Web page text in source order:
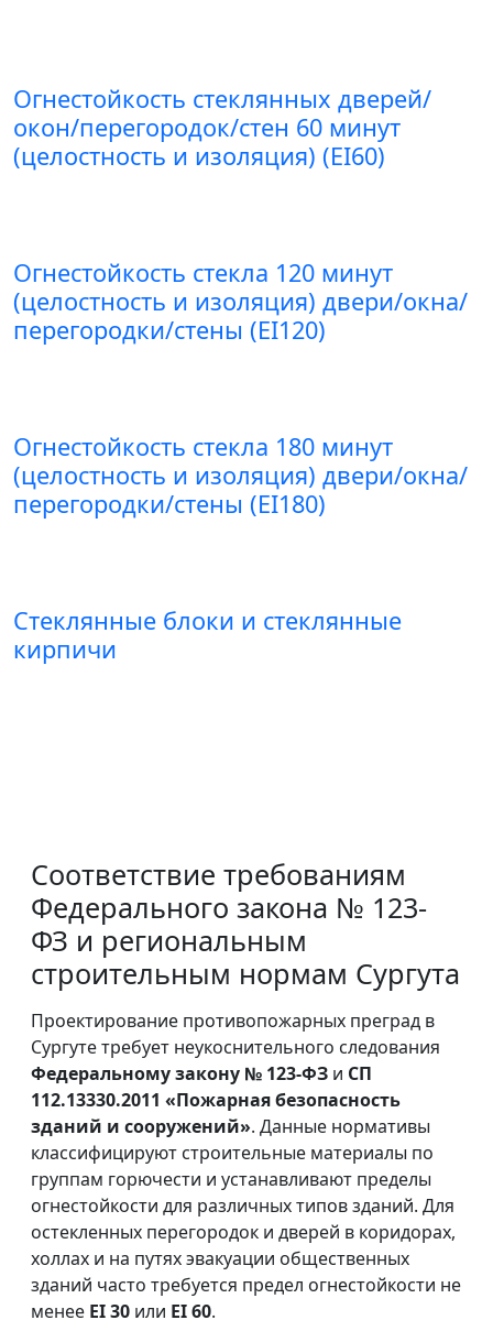
Огнестойкость стеклянных дверей/
окон/перегородок/стен 60 минут
(целостность и изоляция) (EI60)
Огнестойкость стекла 120 минут
(целостность и изоляция) двери/окна/
перегородки/стены (EI120)
Огнестойкость стекла 180 минут
(целостность и изоляция) двери/окна/
перегородки/стены (EI180)
Стеклянные блоки и стеклянные
кирпичи
Соответствие требованиям
Федерального закона № 123-
ФЗ и региональным
строительным нормам Сургута
Проектирование противопожарных преград в
Сургуте требует неукоснительного следования
Федеральному закону № 123-ФЗ и СП
112.13330.2011 «Пожарная безопасность
зданий и сооружений». Данные нормативы
классифицируют строительные материалы по
группам горючести и устанавливают пределы
огнестойкости для различных типов зданий. Для
остекленных перегородок и дверей в коридорах,
холлах и на путях эвакуации общественных
зданий часто требуется предел огнестойкости не
менее EI 30 или EI 60.